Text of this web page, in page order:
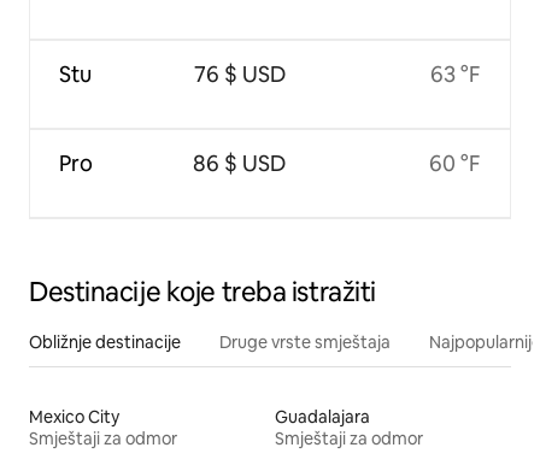
Stu
Pro
76 $ USD
86 $ USD
63 °F
60 °F
Destinacije koje treba istražiti
Obližnje destinacije Druge vrste smještaja
Mexico City
Smještaji za odmor
Guadalajara
Smještaji za odmor